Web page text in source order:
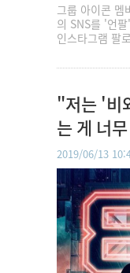
그룹 아이콘
의 SNS를 '언
인스타그램 팔
"저는 '비
는 게 너
2019/06/13